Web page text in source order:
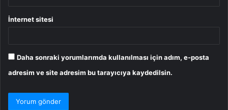
İnternet sitesi
Daha sonraki yorumlarımda kullanılması için adım, e-posta
adresim ve site adresim bu tarayıcıya kaydedilsin.